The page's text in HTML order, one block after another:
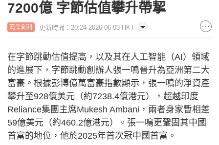
7200億 字節估值攀升帶挈
商業創科 更新時間：20:24 2026-06-03 HKT
在字節跳動估值提高，以及其在人工智能（AI）領域
的進展下，字節跳動創辦人張一鳴晉升為亞洲第二大
富豪。根據彭博億萬富豪指數顯示，張一鳴的淨資產
攀升至928億美元（約7238.4億港元），超越印度
Reliance集團主席Mukesh Ambani，兩者身家暫相差
59億美元（約460.2億港元）。張一鳴更鞏固其中國
首富的地位，他於2025年首次冠中國首富。